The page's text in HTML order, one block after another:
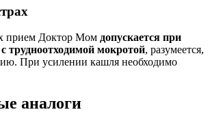
прием Доктор Мом допускается при
трудноотходимой мокротой, разумеется,
При усилении кашля необходимо
аналоги